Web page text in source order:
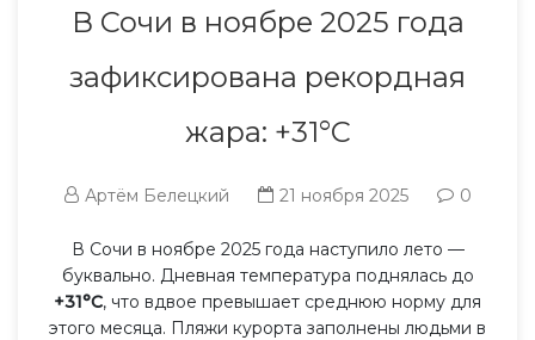
В Сочи в ноябре 2025 года
зафиксирована рекордная
жара: +31°C
Артём Белецкий 21 ноября 2025 0
В Сочи в ноябре 2025 года наступило лето —
буквально. Дневная температура поднялась до
+31°C, что вдвое превышает среднюю норму для
этого месяца. Пляжи курорта заполнены людьми в